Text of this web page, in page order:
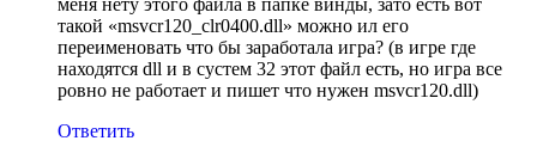
меня нету этого файла в папке винды, зато есть вот
такой «msvcr120_clr0400.dll» можно ил его
переименовать что бы заработала игра? (в игре где
находятся dll и в сустем 32 этот файл есть, но игра все
ровно не работает и пишет что нужен msvcr120.dll)
Ответить